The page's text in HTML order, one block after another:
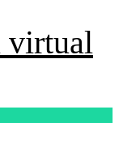
virtual